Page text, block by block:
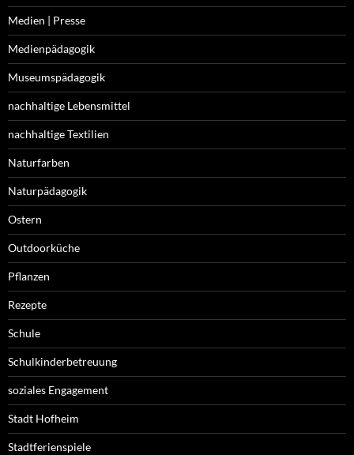
Medien | Presse
Medienpädagogik
Museumspädagogik
nachhaltige Lebensmittel
nachhaltige Textilien
Naturfarben
Naturpädagogik
Ostern
Outdoorküche
Pflanzen
Rezepte
Schule
Schulkinderbetreuung
soziales Engagement
Stadt Hofheim
Stadtferienspiele